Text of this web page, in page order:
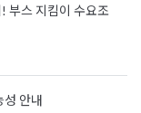
부스 지킴이 수요조
성 안내